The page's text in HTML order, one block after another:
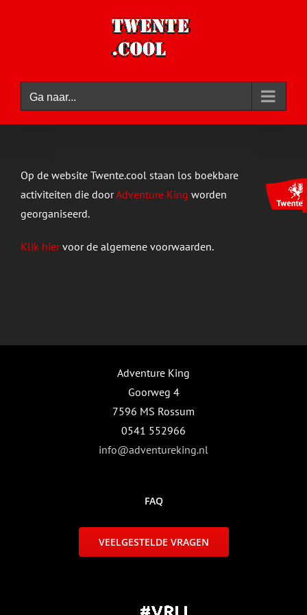
Ga naar...
Op de website Twente.cool staan los boekbare
activiteiten die doorAdventure King worden
georganiseerd.
Klik hiervoor de algemene voorwaarden.
Adventure King
Goorweg 4
7596 MS Rossum
0541 552966
info@adventureking.nl
FAQ
VEELGESTELDE VRAGEN